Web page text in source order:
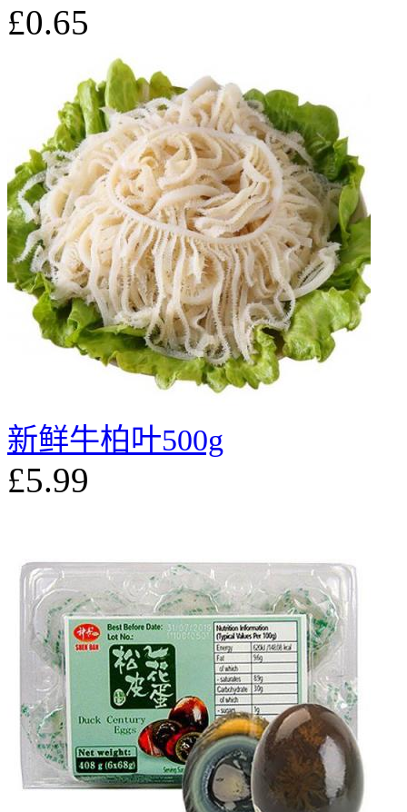
£0.65
新鲜牛柏叶500g
£5.99